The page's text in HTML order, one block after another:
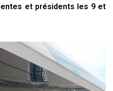
et présidents les 9 et